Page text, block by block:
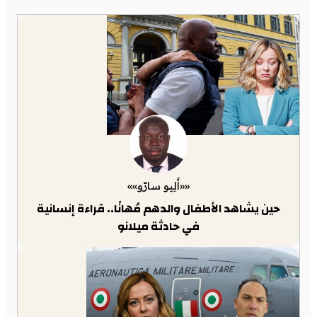
««أَلِيو سارّو»»
حين يشاهد الأطفال والدهم مُهانًا.. قراءة إنسانية
في حادثة ميلانو